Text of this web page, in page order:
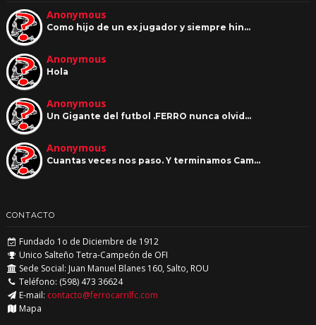
Anonymous
Como hijo de un ex jugador y siempre hin…
Anonymous
Hola
Anonymous
Un Gigante del futbol .FERRO nunca olvid…
Anonymous
Cuantas veces nos paso. Y terminamos Cam…
CONTACTO
Fundado 1o de Diciembre de 1912
Unico Salteño Tetra-Campeón de OFI
Sede Social: Juan Manuel Blanes 160, Salto, ROU
Teléfono: (598) 473 36624
E-mail: contacto@ferrocarrilfc.com
Mapa